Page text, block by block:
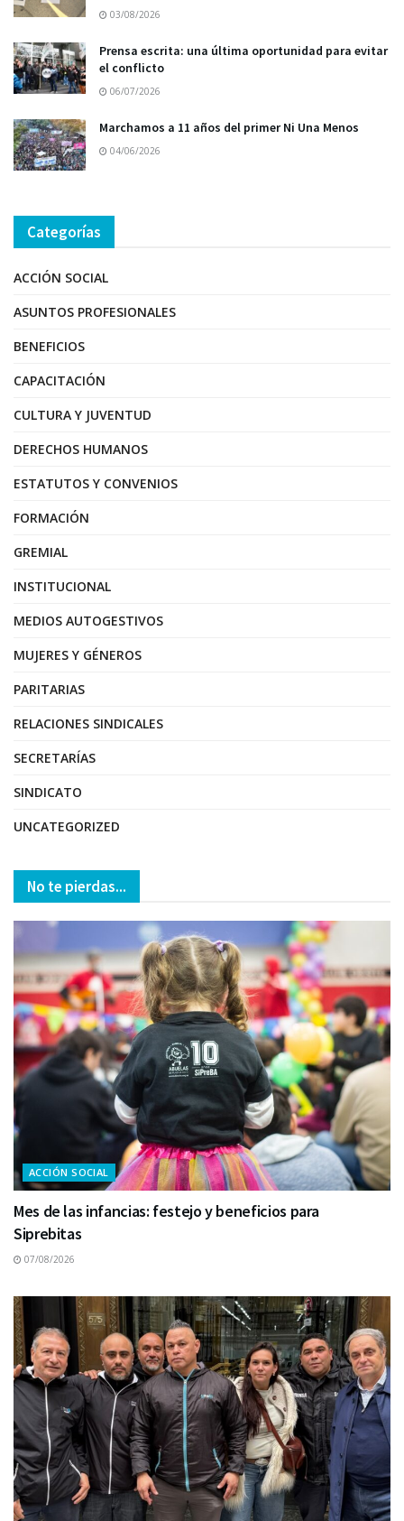
03/08/2026
Prensa escrita: una última oportunidad para evitar
el conflicto
06/07/2026
Marchamos a 11 años del primer Ni Una Menos
04/06/2026
Categorías
ACCIÓN SOCIAL
ASUNTOS PROFESIONALES
BENEFICIOS
CAPACITACIÓN
CULTURA Y JUVENTUD
DERECHOS HUMANOS
ESTATUTOS Y CONVENIOS
FORMACIÓN
GREMIAL
INSTITUCIONAL
MEDIOS AUTOGESTIVOS
MUJERES Y GÉNEROS
PARITARIAS
RELACIONES SINDICALES
SECRETARÍAS
SINDICATO
UNCATEGORIZED
No te pierdas...
ACCIÓN SOCIAL
Mes de las infancias: festejo y beneficios para
Siprebitas
07/08/2026